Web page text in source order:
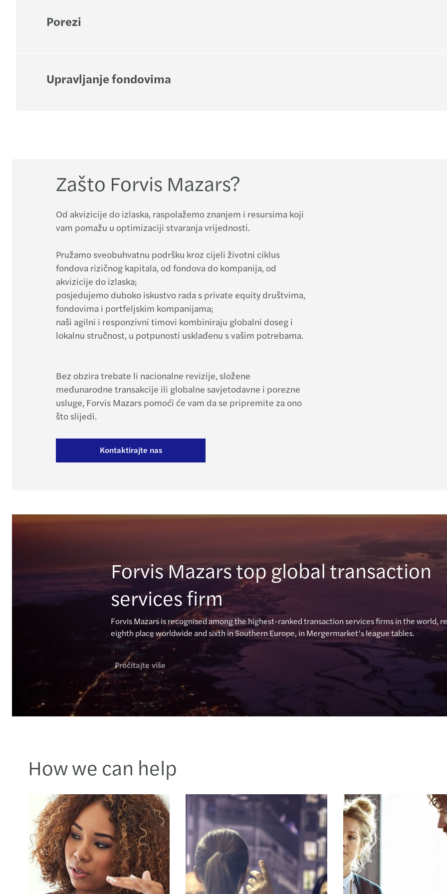
Porezi
Upravljanje fondovima
Zašto Forvis Mazars?
Od akvizicije do izlaska, raspolažemo znanjem i resursima koji
vam pomažu u optimizaciji stvaranja vrijednosti.
Pružamo sveobuhvatnu podršku kroz cijeli životni ciklus
fondova rizičnog kapitala, od fondova do kompanija, od
akvizicije do izlaska;
posjedujemo duboko iskustvo rada s private equity društvima,
fondovima i portfeljskim kompanijama;
naši agilni i responzivni timovi kombiniraju globalni doseg i
lokalnu stručnost, u potpunosti usklađenu s vašim potrebama.
Bez obzira trebate li nacionalne revizije, složene
međunarodne transakcije ili globalne savjetodavne i porezne
usluge, Forvis Mazars pomoći će vam da se pripremite za ono
što slijedi.
Kontaktirajte nas
Forvis Mazars top global transaction
services firm
Forvis Mazars is recognised among the highest-ranked transaction services firms in the world,
eighth place worldwide and sixth in Southern Europe, in Mergermarket’s league tables.
Pročitajte više
How we can help